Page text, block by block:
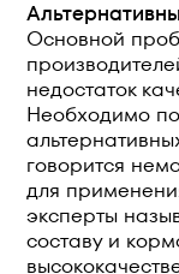
Основной
недостаток
Необходимо
говорится
для
эксперты
составу и